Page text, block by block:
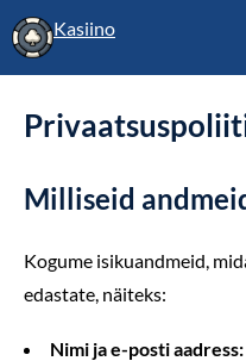
Kasiino
Milliseid
Kogume isikuandmeid,
edastate, näiteks:
Nimi ja e-posti aadress: